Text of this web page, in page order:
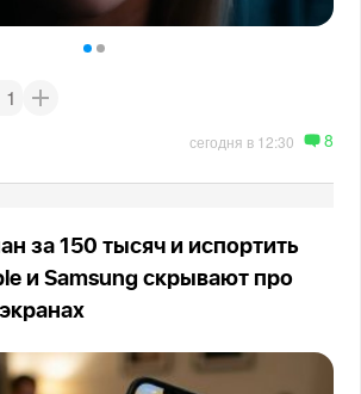
1
сегодня в 12:30 8
за 150 тысяч и испортить
и Samsung скрывают про